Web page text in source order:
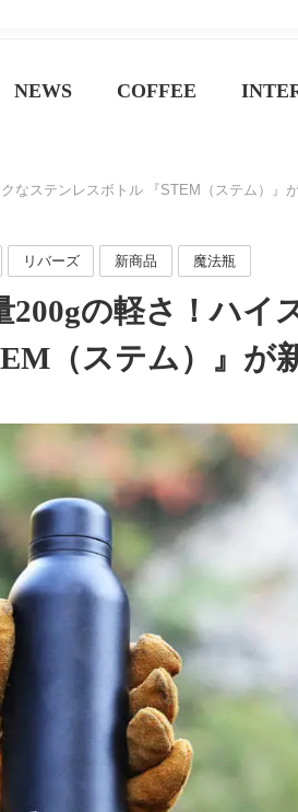
NEWS COFFEE
なステンレスボトル 『STEM（ステム）』
リバーズ 新商品 魔法瓶
200gの軽さ！ハイ
（ステム）』が